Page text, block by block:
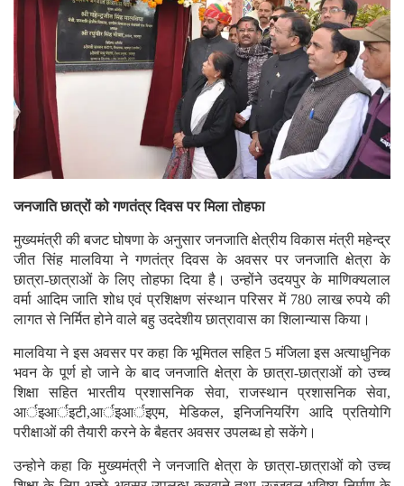
जनजाति छात्रों को गणतंत्र दिवस पर मिला तोहफा
मुख्यमंत्री की बजट घोषणा के अनुसार जनजाति क्षेत्रीय विकास मंत्री महेन्द्र
जीत सिंह मालविया ने गणतंत्र दिवस के अवसर पर जनजाति क्षेत्रा के
छात्रा-छात्राओं के लिए तोहफा दिया है। उन्होंने उदयपुर के माणिक्यलाल
वर्मा आदिम जाति शोध एवं प्रशिक्षण संस्थान परिसर में 780 लाख रुपये की
लागत से निर्मित होने वाले बहु उददेशीय छात्रावास का शिलान्यास किया।
मालविया ने इस अवसर पर कहा कि भूमितल सहित 5 मंजिला इस अत्याधुनिक
भवन के पूर्ण हो जाने के बाद जनजाति क्षेत्रा के छात्रा-छात्राओं को उच्च
शिक्षा सहित भारतीय प्रशासनिक सेवा, राजस्थान प्रशासनिक सेवा,
आर्इआर्इटी,आर्इआर्इएम, मेडिकल, इनिजनियरिंग आदि प्रतियोगि
परीक्षाओं की तैयारी करने के बैहतर अवसर उपलब्ध हो सकेंगे।
उन्होने कहा कि मुख्यमंत्री ने जनजाति क्षेत्रा के छात्रा-छात्राओं को उच्च